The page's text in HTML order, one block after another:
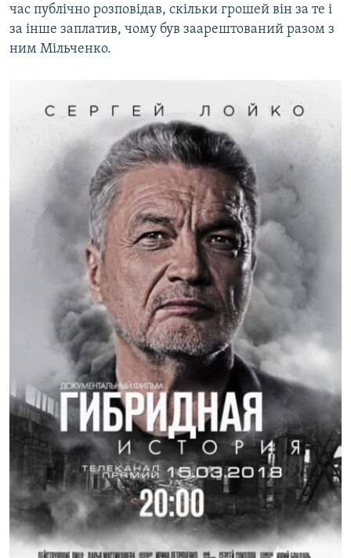
час публічно розповідав, скільки грошей він за те і
за інше заплатив, чому був заарештований разом з
ним Мільченко.